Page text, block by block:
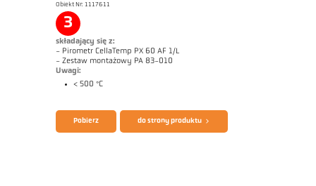
Obiekt Nr: 1117611
3
składający się z:
- Pirometr CellaTemp PX 60 AF 1/L
- Zestaw montażowy PA 83-010
Uwagi:
< 500 °C
Pobierz do strony produktu